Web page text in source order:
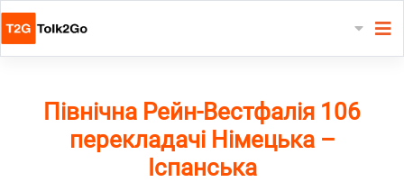
Північна Рейн-Вестфалія 106
перекладачі Німецька –
Іспанська